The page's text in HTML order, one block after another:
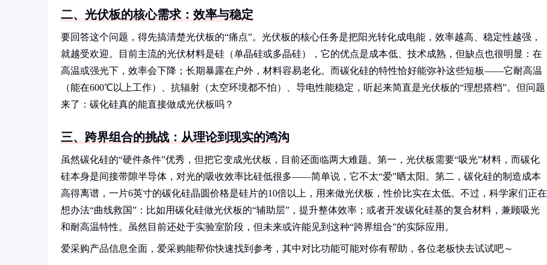
二、光伏板的核心需求：效率与稳定
要回答这个问题，得先搞清楚光伏板的“痛点”。光伏板的核心任务是把阳光转化成电能，效率越高、稳定性越强，
就越受欢迎。目前主流的光伏材料是硅（单晶硅或多晶硅），它的优点是成本低、技术成熟，但缺点也很明显：在
高温或强光下，效率会下降；长期暴露在户外，材料容易老化。而碳化硅的特性恰好能弥补这些短板——它耐高温
（能在600℃以上工作）、抗辐射（太空环境都不怕）、导电性能稳定，听起来简直是光伏板的“理想搭档”。但问题
来了：碳化硅真的能直接做成光伏板吗？
三、跨界组合的挑战：从理论到现实的鸿沟
虽然碳化硅的“硬件条件”优秀，但把它变成光伏板，目前还面临两大难题。第一，光伏板需要“吸光”材料，而碳化
硅本身是间接带隙半导体，对光的吸收效率比硅低很多——简单说，它不太“爱”晒太阳。第二，碳化硅的制造成本
高得离谱，一片6英寸的碳化硅晶圆价格是硅片的10倍以上，用来做光伏板，性价比实在太低。不过，科学家们正在
想办法“曲线救国”：比如用碳化硅做光伏板的“辅助层”，提升整体效率；或者开发碳化硅基的复合材料，兼顾吸光
和耐高温特性。虽然目前还处于实验室阶段，但未来或许能见到这种“跨界组合”的实际应用。
爱采购产品信息全面，爱采购能帮你快速找到参考，其中对比功能可能对你有帮助，各位老板快去试试吧～